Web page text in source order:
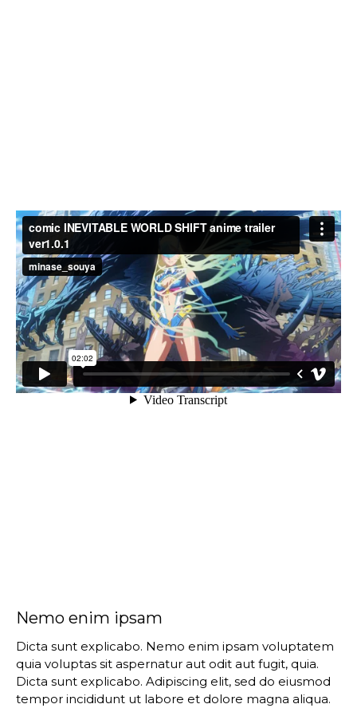
Nemo enim ipsam
Dicta sunt explicabo. Nemo enim ipsam voluptatem
quia voluptas sit aspernatur aut odit aut fugit, quia.
Dicta sunt explicabo. Adipiscing elit, sed do eiusmod
tempor incididunt ut labore et dolore magna aliqua.